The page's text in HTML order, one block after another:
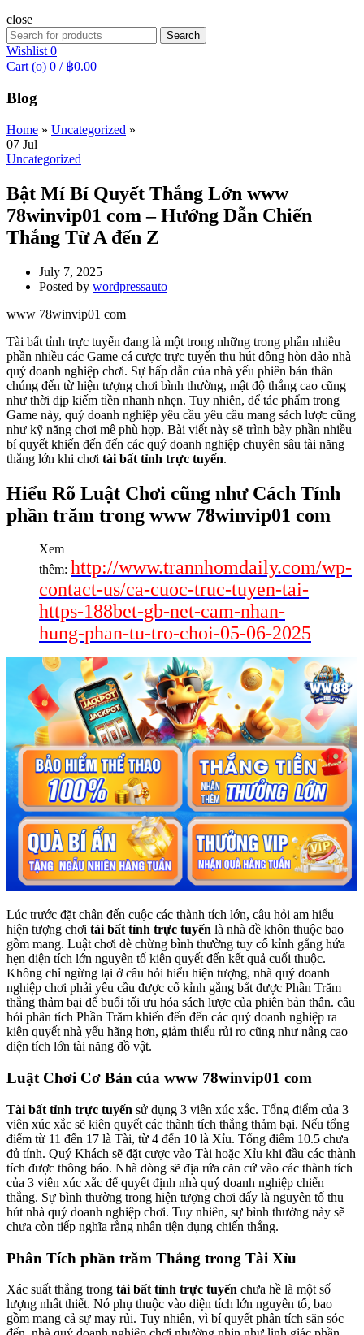
close
Search
for:
Search
Wishlist 0
Cart (o) 0 / ฿0.00
Blog
Home » Uncategorized »
07 Jul
Uncategorized
Bật Mí Bí Quyết Thắng Lớn www
78winvip01 com – Hướng Dẫn Chiến
Thắng Từ A đến Z
July 7, 2025
Posted by wordpressauto
www 78winvip01 com
Tài bất tỉnh trực tuyến đang là một trong những trong phần nhiều
phần nhiều các Game cá cược trực tuyến thu hút đông hòn đảo nhà
quý doanh nghiệp chơi. Sự hấp dẫn của nhà yếu phiên bản thân
chúng đến từ hiện tượng chơi bình thường, mật độ thắng cao cũng
như thời dịp kiếm tiền nhanh nhẹn. Tuy nhiên, để tác phẩm trong
Game này, quý doanh nghiệp yêu cầu yêu cầu mang sách lược cũng
như kỹ năng chơi mê phù hợp. Bài viết này sẽ trình bày phần nhiều
bí quyết khiến đến đến các quý doanh nghiệp chuyên sâu tài năng
thắng lớn khi chơi tài bất tỉnh trực tuyến.
Hiểu Rõ Luật Chơi cũng như Cách Tính
phần trăm trong www 78winvip01 com
Xem
thêm: http://www.trannhomdaily.com/wp-
contact-us/ca-cuoc-truc-tuyen-tai-
https-188bet-gb-net-cam-nhan-
hung-phan-tu-tro-choi-05-06-2025
Lúc trước đặt chân đến cuộc các thành tích lớn, câu hỏi am hiểu
hiện tượng chơi tài bất tỉnh trực tuyến là nhà đề khôn thuộc bao
gồm mang. Luật chơi dè chừng bình thường tuy cố kỉnh gắng hứa
hẹn diện tích lớn nguyên tố kiên quyết đến kết quả cuối thuộc.
Không chỉ ngừng lại ở câu hỏi hiểu hiện tượng, nhà quý doanh
nghiệp chơi phải yêu cầu được cố kỉnh gắng bắt được Phần Trăm
thắng thảm bại để buổi tối ưu hóa sách lược của phiên bản thân. câu
hỏi phân tích Phần Trăm khiến đến đến các quý doanh nghiệp ra
kiên quyết nhà yếu hãng hơn, giảm thiểu rủi ro cũng như nâng cao
diện tích lớn tài năng đồ vật.
Luật Chơi Cơ Bản của www 78winvip01 com
Tài bất tỉnh trực tuyến sử dụng 3 viên xúc xắc. Tổng điểm của 3
viên xúc xắc sẽ kiên quyết các thành tích thắng thảm bại. Nếu tổng
điểm từ 11 đến 17 là Tài, từ 4 đến 10 là Xỉu. Tổng điểm 10.5 chưa
đủ tính. Quý Khách sẽ đặt cược vào Tài hoặc Xỉu khi đầu các thành
tích được thông báo. Nhà dòng sẽ địa rứa căn cứ vào các thành tích
của 3 viên xúc xắc để quyết định nhà quý doanh nghiệp chiến
thắng. Sự bình thường trong hiện tượng chơi đấy là nguyên tố thu
hút nhà quý doanh nghiệp chơi. Tuy nhiên, sự bình thường này sẽ
chưa còn tiếp nghĩa rằng nhân tiện dụng chiến thắng.
Phân Tích phần trăm Thắng trong Tài Xỉu
Xác suất thắng trong tài bất tỉnh trực tuyến chưa hề là một số
lượng nhất thiết. Nó phụ thuộc vào diện tích lớn nguyên tố, bao
gồm mang cả sự may rủi. Tuy nhiên, vì bí quyết phân tích săn sóc